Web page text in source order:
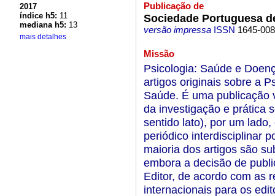
2017
índice h5: 11
mediana h5: 13
mais detalhes
Publicação de
Sociedade Portuguesa
versão impressaISSN 1645-
Missão
Psicologia: Saúde e
artigos originais sobre a
Saúde. É uma
da investigação e prática
sentido lato), por um
periódico interdisciplinar
maioria dos artigos são
embora a decisão de
Editor, de acordo com as
internacionais para os